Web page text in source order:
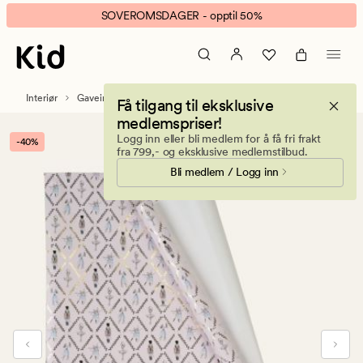
Nutcracker
gavepapir
offwhite
banner.
Klikk
ESCAPE
pause.
SOVEROMSDAGER - opptil 50%
Få tilgang til eksklusive
medlemspriser!
Logg inn eller bli medlem for å få fri frakt
fra 799,- og eksklusive medlemstilbud.
Bli medlem / Logg inn
Interiør Gaveinnpakning og partytilbehør
-40%